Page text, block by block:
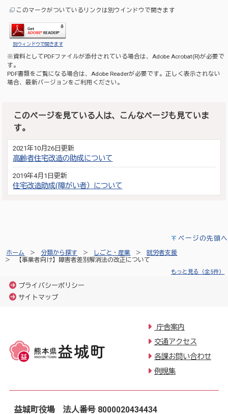
このマークがついているリンクは別ウインドウで開きます
別ウィンドウで開きます
※資料としてPDFファイルが添付されている場合は、Adobe Acrobat(R)が必要で
す。
PDF書類をご覧になる場合は、Adobe Readerが必要です。正しく表示されない
場合、最新バージョンをご利用ください。
このページを見ている人は、こんなページも見ていま
す。
2021年10月26日更新
高齢者住宅改造の助成について
2019年4月1日更新
住宅改造助成(障がい者）について
ページの先頭へ
ホーム 分類から探す しごと・産業
就労者支援
【事業者向け】障害者差別解消法の改正について
もっと見る（全5件）
プライバシーポリシー
サイトマップ
庁舎案内
交通アクセス
各課お問い合わせ
例規集
益城町役場 法人番号 8000020434434